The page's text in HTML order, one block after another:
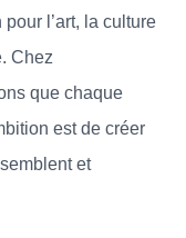
l’art, la culture
Chez
que chaque
est de créer
et